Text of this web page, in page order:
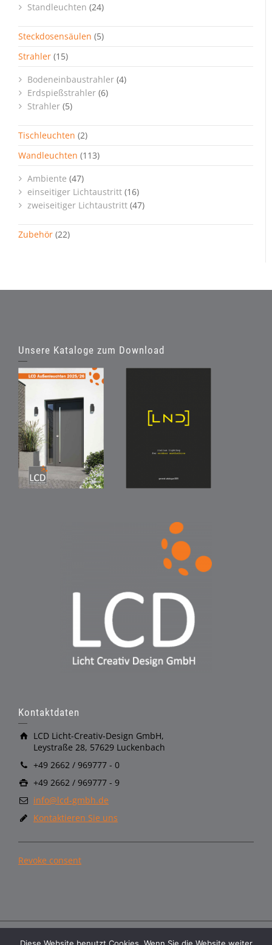
Standleuchten (24)
Steckdosensäulen (5)
Strahler (15)
Bodeneinbaustrahler (4)
Erdspießstrahler (6)
Strahler (5)
Tischleuchten (2)
Wandleuchten (113)
Ambiente (47)
einseitiger Lichtaustritt (16)
zweiseitiger Lichtaustritt (47)
Zubehör (22)
Unsere Kataloge zum Download
Kontaktdaten
LCD Licht-Creativ-Design GmbH,
Leystraße 28, 57629 Luckenbach
+49 2662 / 969777 - 0
+49 2662 / 969777 - 9
info@lcd-gmbh.de
Kontaktieren Sie uns
Revoke consent